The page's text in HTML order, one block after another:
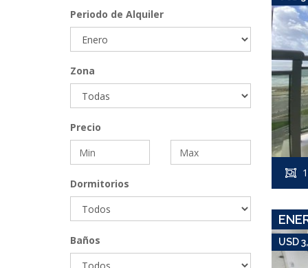
Periodo de Alquiler
Zona
Precio
Dormitorios
Baños USD